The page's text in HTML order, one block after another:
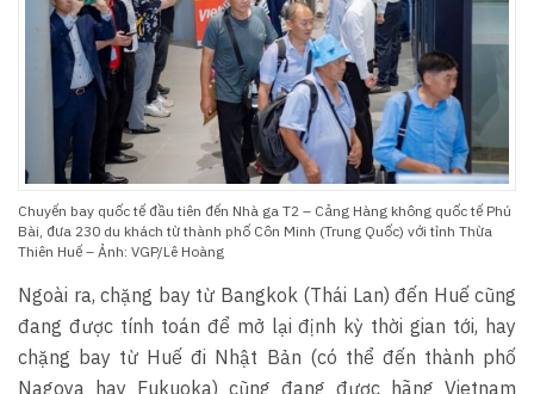
Chuyến bay quốc tế đầu tiên đến Nhà ga T2 – Cảng Hàng không quốc tế Phú
Bài, đưa 230 du khách từ thành phố Côn Minh (Trung Quốc) với tỉnh Thừa
Thiên Huế – Ảnh: VGP/Lê Hoàng
Ngoài ra, chặng bay từ Bangkok (Thái Lan) đến Huế cũng
đang được tính toán để mở lại định kỳ thời gian tới, hay
chặng bay từ Huế đi Nhật Bản (có thể đến thành phố
Nagoya hay Fukuoka) cũng đang được hãng Vietnam